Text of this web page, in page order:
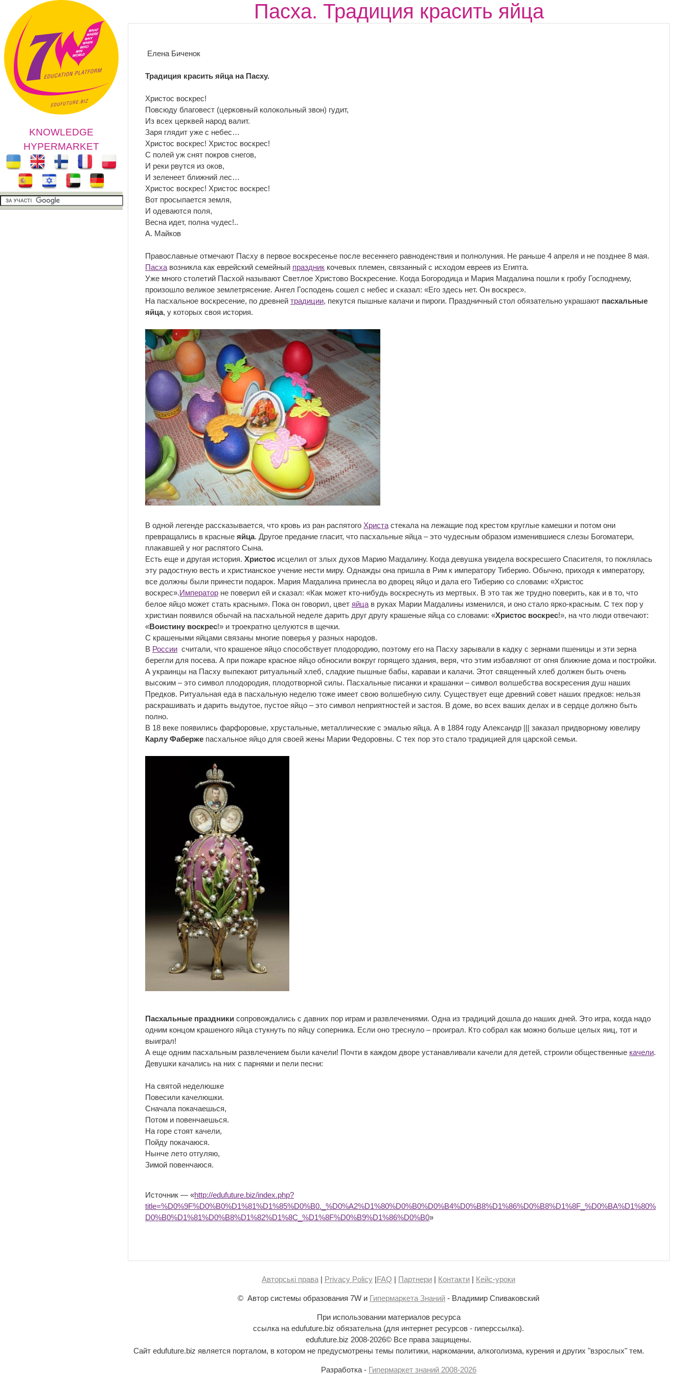
KNOWLEDGE
HYPERMARKET
Пасха. Традиция красить яйца
Елена Биченок
Традиция красить яйца на Пасху.
Христос воскрес!
Повсюду благовест (церковный колокольный звон) гудит,
Из всех церквей народ валит.
Заря глядит уже с небес…
Христос воскрес! Христос воскрес!
С полей уж снят покров снегов,
И реки рвутся из оков,
И зеленеет ближний лес…
Христос воскрес! Христос воскрес!
Вот просыпается земля,
И одеваются поля,
Весна идет, полна чудес!..
А. Майков
Православные отмечают Пасху в первое воскресенье после весеннего равноденствия и полнолуния. Не раньше 4 апреля и не позднее 8 мая.
Пасха возникла как еврейский семейный праздник кочевых племен, связанный с исходом евреев из Египта.
Уже много столетий Пасхой называют Светлое Христово Воскресение. Когда Богородица и Мария Магдалина пошли к гробу Господнему,
произошло великое землетрясение. Ангел Господень сошел с небес и сказал: «Его здесь нет. Он воскрес».
На пасхальное воскресение, по древней традиции, пекутся пышные калачи и пироги. Праздничный стол обязательно украшают пасхальные
яйца, у которых своя история.
В одной легенде рассказывается, что кровь из ран распятого Христа стекала на лежащие под крестом круглые камешки и потом они
превращались в красные яйца. Другое предание гласит, что пасхальные яйца – это чудесным образом изменившиеся слезы Богоматери,
плакавшей у ног распятого Сына.
Есть еще и другая история. Христос исцелил от злых духов Марию Магдалину. Когда девушка увидела воскресшего Спасителя, то поклялась
эту радостную весть и христианское учение нести миру. Однажды она пришла в Рим к императору Тиберию. Обычно, приходя к императору,
все должны были принести подарок. Мария Магдалина принесла во дворец яйцо и дала его Тиберию со словами: «Христос
воскрес».Император не поверил ей и сказал: «Как может кто-нибудь воскреснуть из мертвых. В это так же трудно поверить, как и в то, что
белое яйцо может стать красным». Пока он говорил, цвет яйца в руках Марии Магдалины изменился, и оно стало ярко-красным. С тех пор у
христиан появился обычай на пасхальной неделе дарить друг другу крашеные яйца со словами: «Христос воскрес!», на что люди отвечают:
«Воистину воскрес!» и троекратно целуются в щечки.
С крашеными яйцами связаны многие поверья у разных народов.
В России считали, что крашеное яйцо способствует плодородию, поэтому его на Пасху зарывали в кадку с зернами пшеницы и эти зерна
берегли для посева. А при пожаре красное яйцо обносили вокруг горящего здания, веря, что этим избавляют от огня ближние дома и постройки.
А украинцы на Пасху выпекают ритуальный хлеб, сладкие пышные бабы, караваи и калачи. Этот священный хлеб должен быть очень
высоким – это символ плодородия, плодотворной силы. Пасхальные писанки и крашанки – символ волшебства воскресения душ наших
Предков. Ритуальная еда в пасхальную неделю тоже имеет свою волшебную силу. Существует еще древний совет наших предков: нельзя
раскрашивать и дарить выдутое, пустое яйцо – это символ неприятностей и застоя. В доме, во всех ваших делах и в сердце должно быть
полно.
В 18 веке появились фарфоровые, хрустальные, металлические с эмалью яйца. А в 1884 году Александр ||| заказал придворному ювелиру
Карлу Фаберже пасхальное яйцо для своей жены Марии Федоровны. С тех пор это стало традицией для царской семьи.
Пасхальные праздники сопровождались с давних пор играм и развлечениями. Одна из традиций дошла до наших дней. Это игра, когда надо
одним концом крашеного яйца стукнуть по яйцу соперника. Если оно треснуло – проиграл. Кто собрал как можно больше целых яиц, тот и
выиграл!
А еще одним пасхальным развлечением были качели! Почти в каждом дворе устанавливали качели для детей, строили общественные качели.
Девушки качались на них с парнями и пели песни:
На святой неделюшке
Повесили качелюшки.
Сначала покачаешься,
Потом и повенчаешься.
На горе стоят качели,
Пойду покачаюся.
Нынче лето отгуляю,
Зимой повенчаюся.
Источник — «http://edufuture.biz/index.php?
title=%D0%9F%D0%B0%D1%81%D1%85%D0%B0._%D0%A2%D1%80%D0%B0%D0%B4%D0%B8%D1%86%D0%B8%D1%8F_%D0%BA%D1%80%
D0%B0%D1%81%D0%B8%D1%82%D1%8C_%D1%8F%D0%B9%D1%86%D0%B0»
Авторські права | Privacy Policy |FAQ | Партнери | Контакти | Кейс-уроки
© Автор системы образования 7W и Гипермаркета Знаний - Владимир Спиваковский
При использовании материалов ресурса
ссылка на edufuture.biz обязательна (для интернет ресурсов - гиперссылка).
edufuture.biz 2008-2026© Все права защищены.
Сайт edufuture.biz является порталом, в котором не предусмотрены темы политики, наркомании, алкоголизма, курения и других "взрослых" тем.
Разработка - Гипермаркет знаний 2008-2026